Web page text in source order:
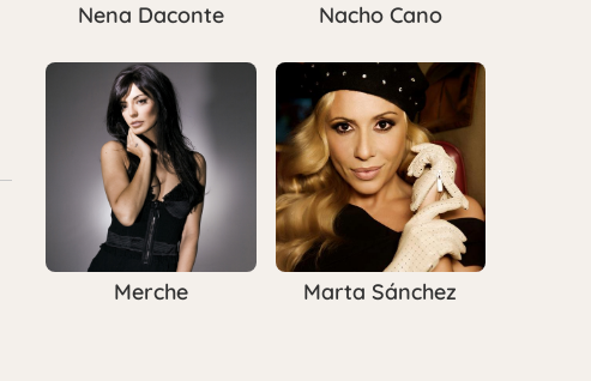
Nena Daconte Nacho Cano
Merche Marta Sánchez